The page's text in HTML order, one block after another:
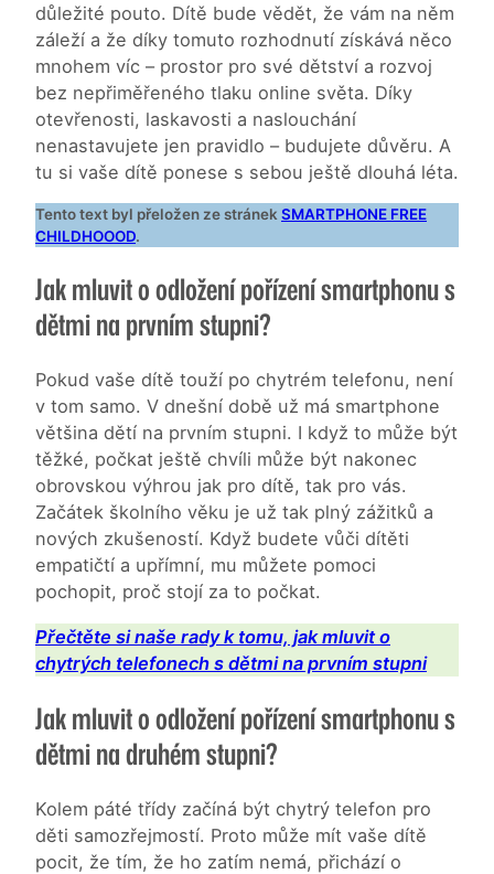
důležité pouto. Dítě bude vědět, že vám na něm
záleží a že díky tomuto rozhodnutí získává něco
mnohem víc – prostor pro své dětství a rozvoj
bez nepřiměřeného tlaku online světa. Díky
otevřenosti, laskavosti a naslouchání
nenastavujete jen pravidlo – budujete důvěru. A
tu si vaše dítě ponese s sebou ještě dlouhá léta.
Tento text byl přeložen ze stránek SMARTPHONE FREE
CHILDHOOOD.
Jak mluvit o odložení pořízení smartphonu s
dětmi na prvním stupni?
Pokud vaše dítě touží po chytrém telefonu, není
v tom samo. V dnešní době už má smartphone
většina dětí na prvním stupni. I když to může být
těžké, počkat ještě chvíli může být nakonec
obrovskou výhrou jak pro dítě, tak pro vás.
Začátek školního věku je už tak plný zážitků a
nových zkušeností. Když budete vůči dítěti
empatičtí a upřímní, mu můžete pomoci
pochopit, proč stojí za to počkat.
Přečtěte si naše rady k tomu, jak mluvit o
chytrých telefonech s dětmi na prvním stupni
Jak mluvit o odložení pořízení smartphonu s
dětmi na druhém stupni?
Kolem páté třídy začíná být chytrý telefon pro
děti samozřejmostí. Proto může mít vaše dítě
pocit, že tím, že ho zatím nemá, přichází o